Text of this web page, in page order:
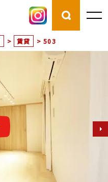
> 賃貸 > 503